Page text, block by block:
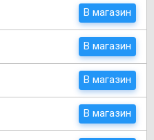
В магазин
В магазин
В магазин
В магазин